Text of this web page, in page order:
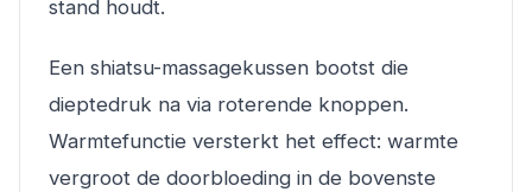
stand houdt.
Een shiatsu-massagekussen bootst die
dieptedruk na via roterende knoppen.
Warmtefunctie versterkt het effect: warmte
vergroot de doorbloeding in de bovenste